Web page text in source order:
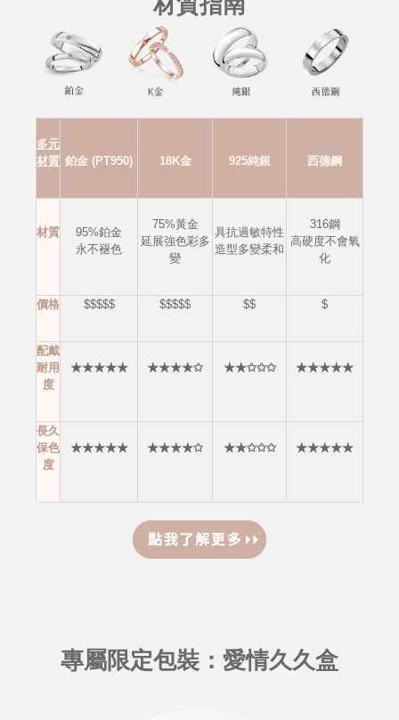
多元
材質 鉑金 (PT950) 18K金 925純銀 西德鋼
材質
95%鉑金
永不褪色
75%黃金
延展強色彩多
變
具抗過敏特性
造型多變柔和
316鋼
高硬度不會氧
化
價格 $$$$$ $$$$$ $$ $
配戴
耐用
度
★★★★★ ★★★★✩ ★★✩✩✩ ★★★★★
長久
保色
度
★★★★★ ★★★★✩ ★★✩✩✩ ★★★★★
專屬限定包裝：愛情久久盒